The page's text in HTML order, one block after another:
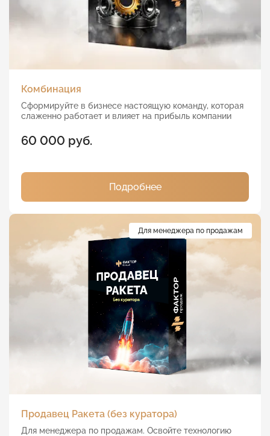
Комбинация
Сформируйте в бизнесе настоящую команду, которая
слаженно работает и влияет на прибыль компании
60 000 руб.
Подробнее
Продавец Ракета (без куратора)
Для менеджера по продажам. Освойте технологию
Для менеджера по продажам